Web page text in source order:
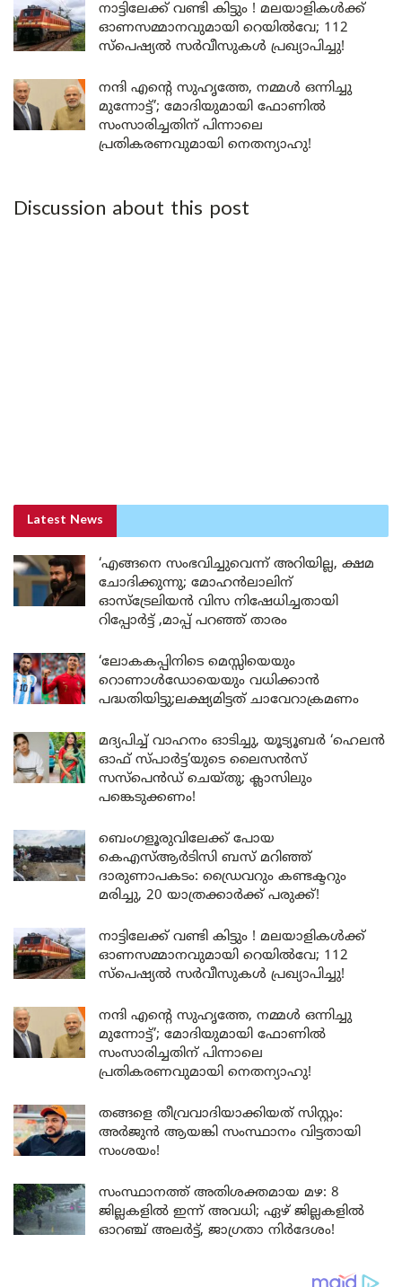
നാട്ടിലേക്ക് വണ്ടി കിട്ടും ! മലയാളികൾക്ക്
ഓണസമ്മാനവുമായി റെയിൽവേ; 112
സ്പെഷ്യൽ സർവീസുകൾ പ്രഖ്യാപിച്ചു!
നന്ദി എൻ്റെ സുഹൃത്തേ, നമ്മൾ ഒന്നിച്ചു
മുന്നോട്ട്’; മോദിയുമായി ഫോണിൽ
സംസാരിച്ചതിന് പിന്നാലെ
പ്രതികരണവുമായി നെതന്യാഹു!
Discussion about this post
Latest News
‘എങ്ങനെ സംഭവിച്ചുവെന്ന് അറിയില്ല, ക്ഷമ
ചോദിക്കുന്നു; മോഹൻലാലിന്
ഓസ്ട്രേലിയൻ വിസ നിഷേധിച്ചതായി
റിപ്പോർട്ട് ,മാപ്പ് പറഞ്ഞ് താരം
‘ലോകകപ്പിനിടെ മെസ്സിയെയും
റൊണാൾഡോയെയും വധിക്കാൻ
പദ്ധതിയിട്ടു;ലക്ഷ്യമിട്ടത് ചാവേറാക്രമണം
മദ്യപിച്ച് വാഹനം ഓടിച്ചു, യൂട്യൂബർ ‘ഹെലൻ
ഓഫ് സ്പാർട്ട’യുടെ ലൈസൻസ്
സസ്പെൻഡ് ചെയ്തു; ക്ലാസിലും
പങ്കെടുക്കണം!
ബെംഗളൂരുവിലേക്ക് പോയ
കെഎസ്ആർടിസി ബസ് മറിഞ്ഞ്
ദാരുണാപകടം: ഡ്രൈവറും കണ്ടക്ടറും
മരിച്ചു, 20 യാത്രക്കാർക്ക് പരുക്ക്!
നാട്ടിലേക്ക് വണ്ടി കിട്ടും ! മലയാളികൾക്ക്
ഓണസമ്മാനവുമായി റെയിൽവേ; 112
സ്പെഷ്യൽ സർവീസുകൾ പ്രഖ്യാപിച്ചു!
നന്ദി എൻ്റെ സുഹൃത്തേ, നമ്മൾ ഒന്നിച്ചു
മുന്നോട്ട്’; മോദിയുമായി ഫോണിൽ
സംസാരിച്ചതിന് പിന്നാലെ
പ്രതികരണവുമായി നെതന്യാഹു!
തങ്ങളെ തീവ്രവാദിയാക്കിയത് സിസ്റ്റം:
അർജുൻ ആയങ്കി സംസ്ഥാനം വിട്ടതായി
സംശയം!
സംസ്ഥാനത്ത് അതിശക്തമായ മഴ: 8
ജില്ലകളിൽ ഇന്ന് അവധി; ഏഴ് ജില്ലകളിൽ
ഓറഞ്ച് അലർട്ട്, ജാഗ്രതാ നിർദേശം!